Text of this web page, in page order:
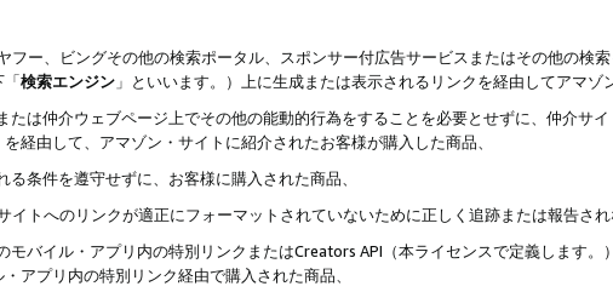
フー、ビングその他の検索ポータル、スポンサー付広告サービスまたはその他の検
「検索エンジン 」といいます。）上に生成または表示されるリンクを経由してアマゾ
たは仲介ウェブページ上でその他の能動的行為をすることを必要とせずに、仲介サ
を経由して、アマゾン・サイトに紹介されたお客様が購入した商品、
条件を遵守せずに、お客様に購入された商品、
イトへのリンクが適正にフォーマットされていないために正しく追跡または報告され
モバイル・アプリ内の特別リンクまたはCreators API（本ライセンスで定義します
アプリ内の特別リンク経由で購入された商品、